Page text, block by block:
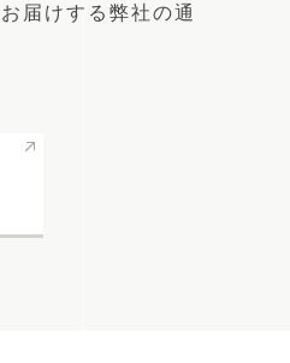
届けする弊社の通